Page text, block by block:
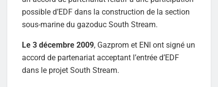
possible d’EDF dans la construction de la section
sous-marine du gazoduc South Stream.
Le 3 décembre 2009, Gazprom et ENI ont signé un
accord de partenariat acceptant l’entrée d’EDF
dans le projet South Stream.